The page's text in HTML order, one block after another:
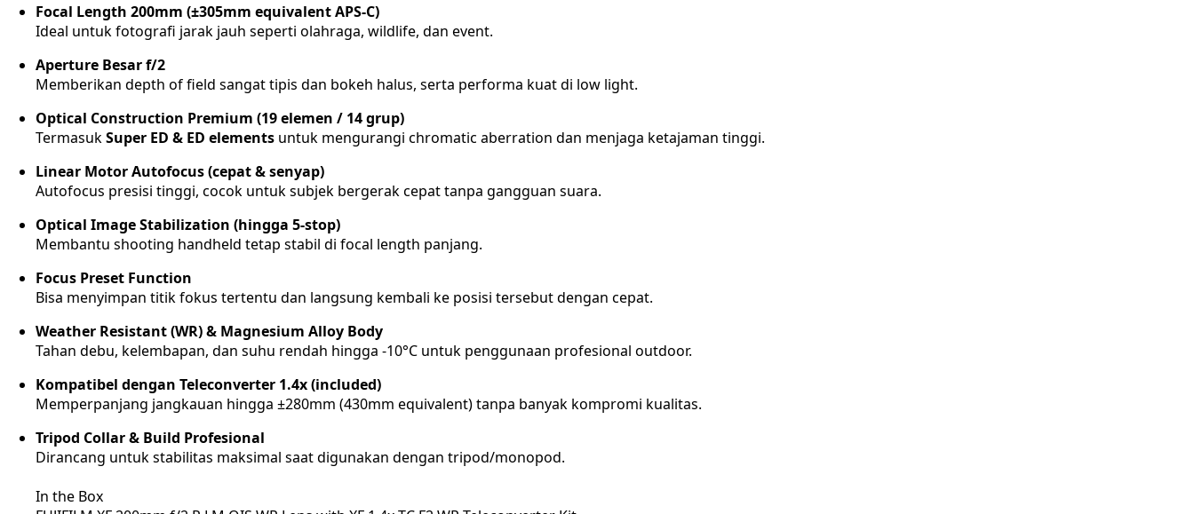
Focal Length 200mm (±305mm equivalent APS-C)
Ideal untuk fotografi jarak jauh seperti olahraga, wildlife, dan event.
Aperture Besar f/2
Memberikan depth of field sangat tipis dan bokeh halus, serta performa kuat di low light.
Optical Construction Premium (19 elemen / 14 grup)
TermasukSuper ED & ED elements untuk mengurangi chromatic aberration dan menjaga ketajaman tinggi.
Linear Motor Autofocus (cepat & senyap)
Autofocus presisi tinggi, cocok untuk subjek bergerak cepat tanpa gangguan suara.
Optical Image Stabilization (hingga 5-stop)
Membantu shooting handheld tetap stabil di focal length panjang.
Focus Preset Function
Bisa menyimpan titik fokus tertentu dan langsung kembali ke posisi tersebut dengan cepat.
Weather Resistant (WR) & Magnesium Alloy Body
Tahan debu, kelembapan, dan suhu rendah hingga -10°C untuk penggunaan profesional outdoor.
Kompatibel dengan Teleconverter 1.4x (included)
Memperpanjang jangkauan hingga ±280mm (430mm equivalent) tanpa banyak kompromi kualitas.
Tripod Collar & Build Profesional
Dirancang untuk stabilitas maksimal saat digunakan dengan tripod/monopod.
In the Box